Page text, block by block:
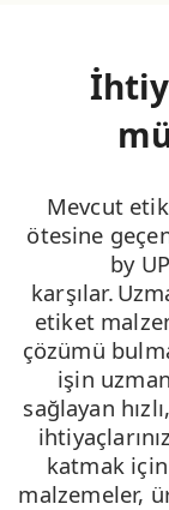
Mevcut
ötesine
by
karşılar.
etiket
çözümü
işin
sağlayan
katmak
malzemeler,